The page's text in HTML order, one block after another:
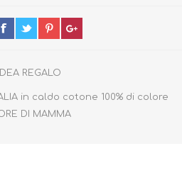
REGALO
in caldo cotone 100% di colore
DI MAMMA